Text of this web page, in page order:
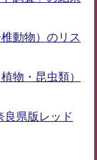
動物）のリス
物・昆虫類）
良県版レッド